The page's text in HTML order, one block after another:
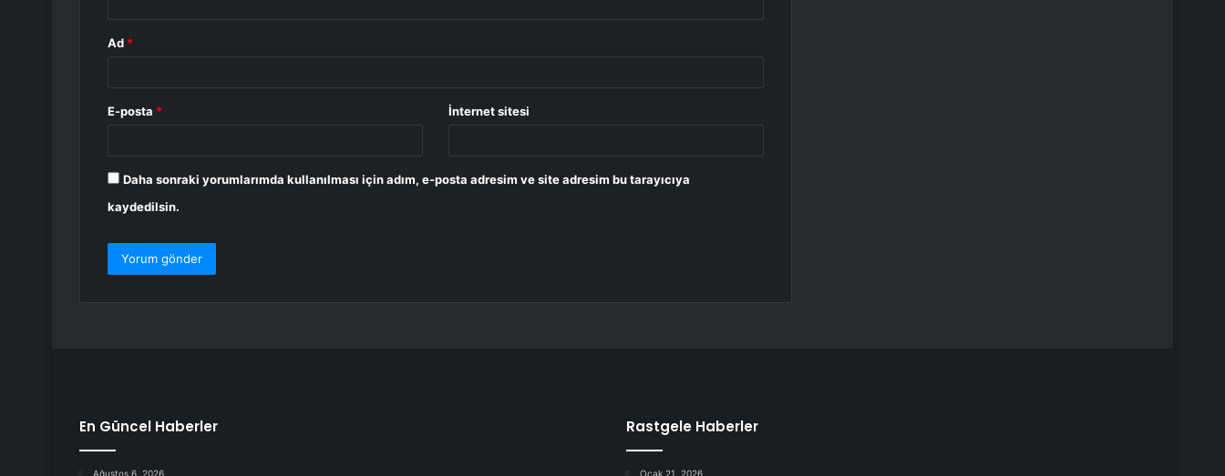
Ad *
E-posta * İnternet sitesi
Daha sonraki yorumlarımda kullanılması için adım, e-posta adresim ve site adresim bu tarayıcıya
kaydedilsin.
En Güncel Haberler
Ağustos 6, 2026
Rastgele Haberler
Ocak 21, 2026